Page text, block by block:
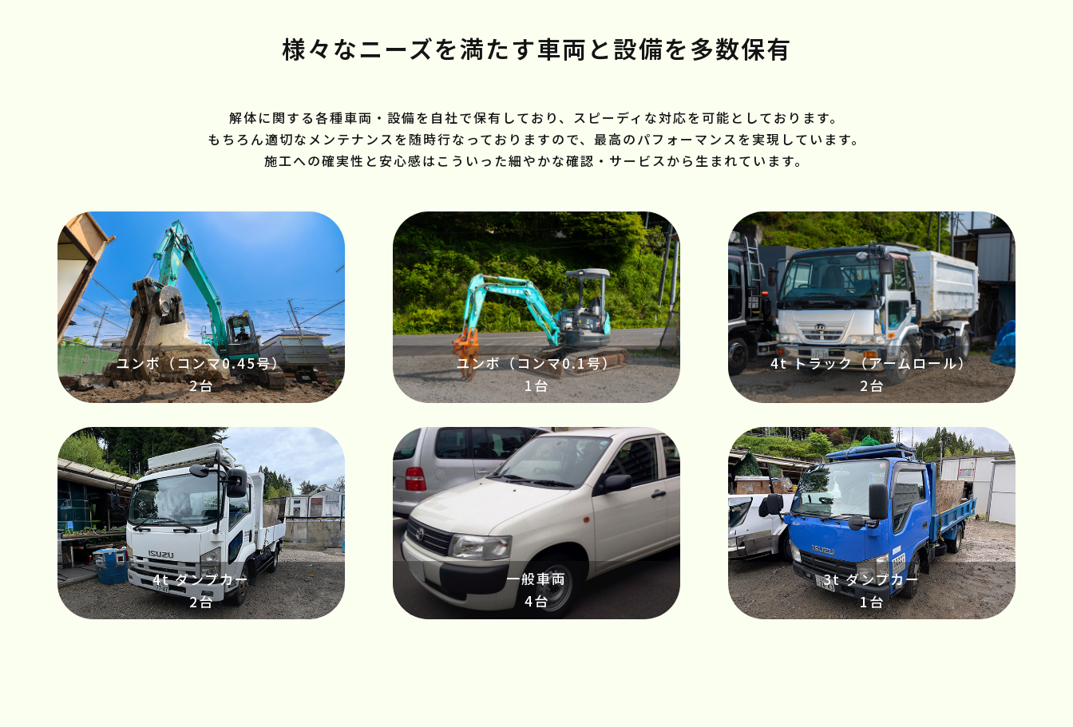
様々なニーズを満たす車両と設備を多数保有
解体に関する各種車両・設備を自社で保有しており、スピーディな対応を可能としております。
もちろん適切なメンテナンスを随時行なっておりますので、最高のパフォーマンスを実現しています。
施工への確実性と安心感はこういった細やかな確認・サービスから生まれています。
ユンボ（コンマ0.45号）
2台
ユンボ（コンマ0.1号）
1台
4t トラック（アームロール）
2台
4t ダンプカー
2台
一般車両
4台
3t ダンプカー
1台